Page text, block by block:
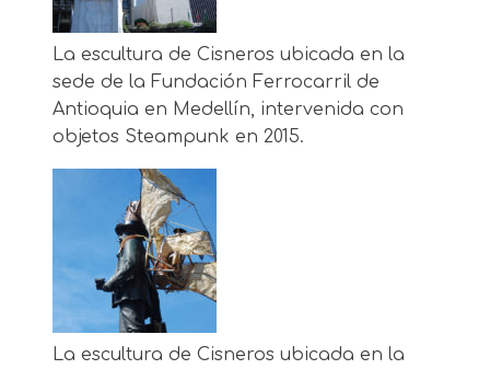
La escultura de Cisneros ubicada en la
sede de la Fundación Ferrocarril de
Antioquia en Medellín, intervenida con
objetos Steampunk en 2015.
La escultura de Cisneros ubicada en la